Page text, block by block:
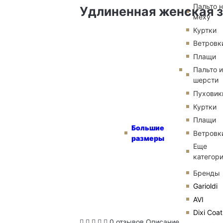
Большие
размеры
Пальто
меху
Куртки
Плащи
Пальто
шерсти
Куртки
Плащи
Еще
Бренды
Garioldi
AVI
Dixi Coat
Удлиненная женская